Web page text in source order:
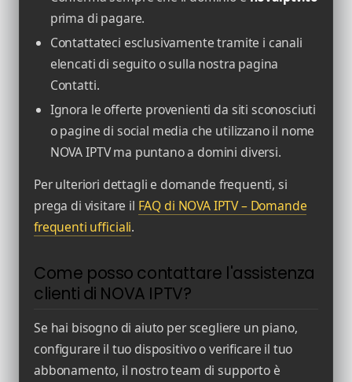
prima di pagare.
Contattateci esclusivamente tramite i canali
elencati di seguito o sulla nostra pagina
Contatti.
Ignora le offerte provenienti da siti sconosciuti
o pagine di social media che utilizzano il nome
NOVA IPTV ma puntano a domini diversi.
Per ulteriori dettagli e domande frequenti, si
prega di visitare il FAQ di NOVA IPTV – Domande
frequenti ufficiali.
Come posso contattare l'assistenza
clienti di NOVA IPTV?
Se hai bisogno di aiuto per scegliere un piano,
configurare il tuo dispositivo o verificare il tuo
abbonamento, il nostro team di supporto è